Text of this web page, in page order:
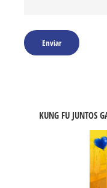
KUNG FU JUNTOS